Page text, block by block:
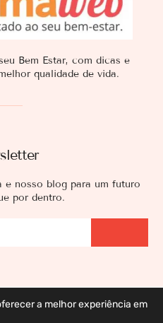
e nosso blog para um futuro
por dentro.
Bem Estar, com dicas e
qualidade de vida.
a melhor experiência em